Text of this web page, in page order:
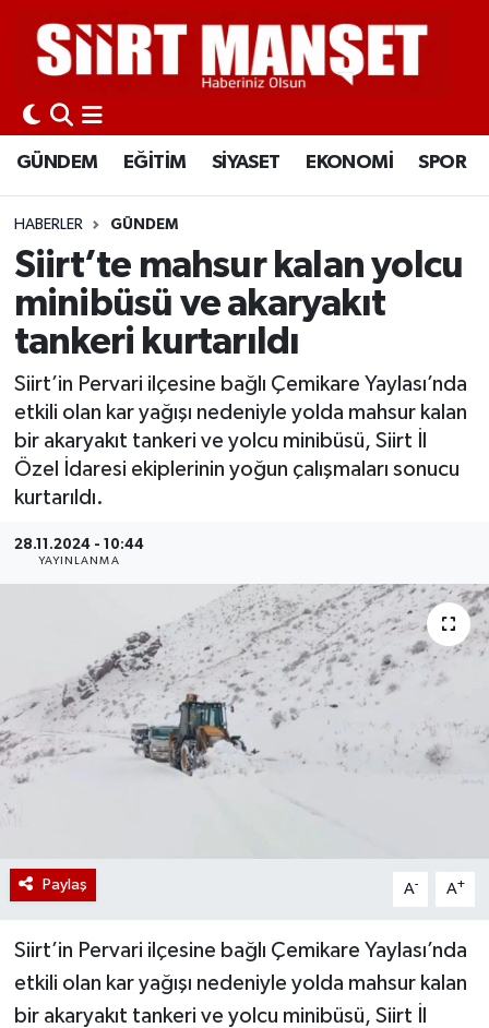
GÜNDEM EĞİTİM SİYASET EKONOMİ SPOR
HABERLER GÜNDEM
Siirt’te mahsur kalan yolcu
minibüsü ve akaryakıt
tankeri kurtarıldı
Siirt’in Pervari ilçesine bağlı Çemikare Yaylası’nda
etkili olan kar yağışı nedeniyle yolda mahsur kalan
bir akaryakıt tankeri ve yolcu minibüsü, Siirt İl
Özel İdaresi ekiplerinin yoğun çalışmaları sonucu
kurtarıldı.
28.11.2024 - 10:44
YAYINLANMA
Paylaş A- A+
Siirt’in Pervari ilçesine bağlı Çemikare Yaylası’nda
etkili olan kar yağışı nedeniyle yolda mahsur kalan
bir akaryakıt tankeri ve yolcu minibüsü, Siirt İl
GÜNDEM
EĞİTİM
SİYASET
EKONOMİ
SPOR
KÜLTÜR-SANAT
SAĞLIK-YAŞAM
Siirt Nöbetçi Eczaneler
Siirt Hava Durumu
Siirt Namaz Vakitleri
Siirt Trafik Yoğunluk Haritası
Süper Lig Puan Durumu ve Fikstür
Son Dakika Haberleri
Haber Arşivi